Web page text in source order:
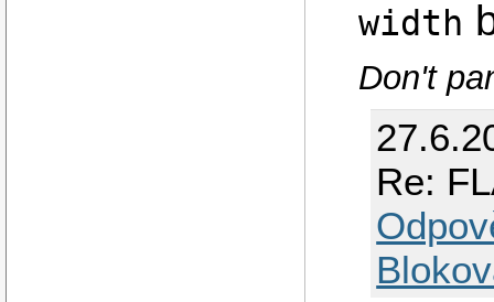
width
Don't
Re: